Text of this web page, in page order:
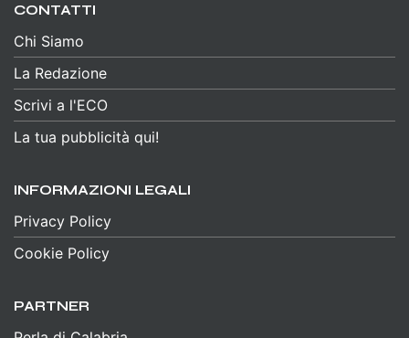
CONTATTI
Chi Siamo
La Redazione
Scrivi a l'ECO
La tua pubblicità qui!
INFORMAZIONI LEGALI
Privacy Policy
Cookie Policy
PARTNER